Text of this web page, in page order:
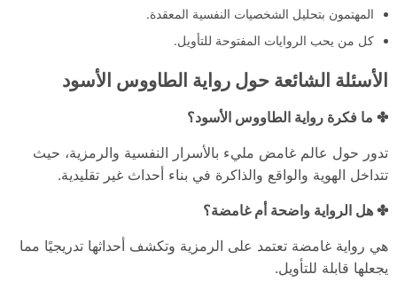
المهتمون بتحليل الشخصيات النفسية المعقدة.
كل من يحب الروايات المفتوحة للتأويل.
الأسئلة الشائعة حول رواية الطاووس الأسود
✤ ما فكرة رواية الطاووس الأسود؟
تدور حول عالم غامض مليء بالأسرار النفسية والرمزية، حيث
تتداخل الهوية والواقع والذاكرة في بناء أحداث غير تقليدية.
✤ هل الرواية واضحة أم غامضة؟
هي رواية غامضة تعتمد على الرمزية وتكشف أحداثها تدريجيًا مما
يجعلها قابلة للتأويل.